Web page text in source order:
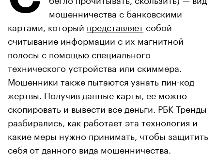
мошенничества с банковскими
картами, который представляет собой
считывание информации с их магнитной
полосы с помощью специального
технического устройства или скиммера.
Мошенники также пытаются узнать пин-код
жертвы. Получив данные карты, ее можно
скопировать и вывести все деньги. РБК Тренды
разбирались, как работает эта технология и
какие меры нужно принимать, чтобы защитить
себя от данного вида мошенничества.